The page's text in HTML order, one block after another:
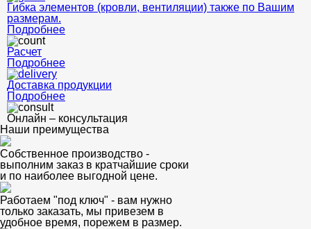
Гибка элементов (кровли, вентиляции) также по Вашим
размерам.
Подробнее
Расчет
Подробнее
Доставка продукции
Подробнее
Онлайн – консультация
Наши преимущества
Собственное производство -
выполним заказ в кратчайшие сроки
и по наиболее выгодной цене.
Работаем "под ключ" - вам нужно
только заказать, мы привезем в
удобное время, порежем в размер.